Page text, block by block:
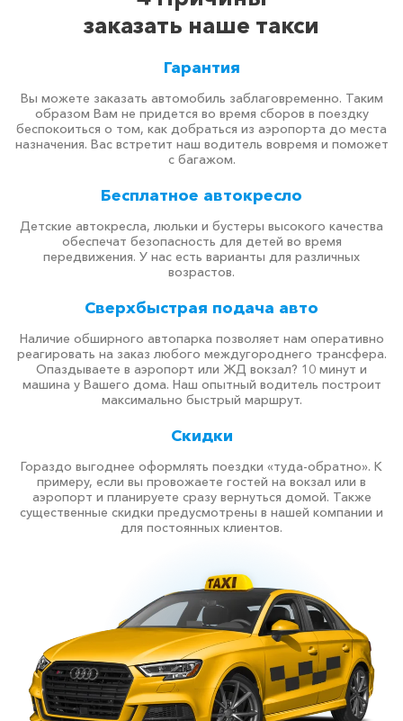
заказать наше такси
Гарантия
Вы можете заказать автомобиль заблаговременно. Таким
образом Вам не придется во время сборов в поездку
беспокоиться о том, как добраться из аэропорта до места
назначения. Вас встретит наш водитель вовремя и поможет
с багажом.
Бесплатное автокресло
Детские автокресла, люльки и бустеры высокого качества
обеспечат безопасность для детей во время
передвижения. У нас есть варианты для различных
возрастов.
Сверхбыстрая подача авто
Наличие обширного автопарка позволяет нам оперативно
реагировать на заказ любого междугороднего трансфера.
Опаздываете в аэропорт или ЖД вокзал? 10 минут и
машина у Вашего дома. Наш опытный водитель построит
максимально быстрый маршрут.
Скидки
Гораздо выгоднее оформлять поездки «туда-обратно». К
примеру, если вы провожаете гостей на вокзал или в
аэропорт и планируете сразу вернуться домой. Также
существенные скидки предусмотрены в нашей компании и
для постоянных клиентов.